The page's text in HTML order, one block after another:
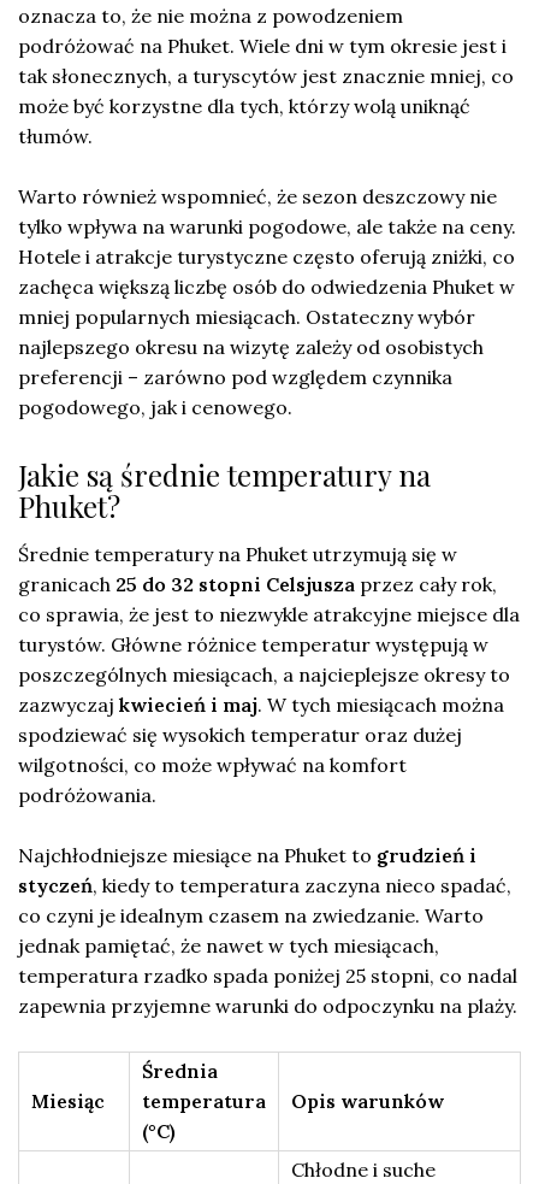
oznacza to, że nie można z powodzeniem
podróżować na Phuket. Wiele dni w tym okresie jest i
tak słonecznych, a turyscytów jest znacznie mniej, co
może być korzystne dla tych, którzy wolą uniknąć
tłumów.
Warto również wspomnieć, że sezon deszczowy nie
tylko wpływa na warunki pogodowe, ale także na ceny.
Hotele i atrakcje turystyczne często oferują zniżki, co
zachęca większą liczbę osób do odwiedzenia Phuket w
mniej popularnych miesiącach. Ostateczny wybór
najlepszego okresu na wizytę zależy od osobistych
preferencji – zarówno pod względem czynnika
pogodowego, jak i cenowego.
Jakie są średnie temperatury na
Phuket?
Średnie temperatury na Phuket utrzymują się w
granicach 25 do 32 stopni Celsjusza przez cały rok,
co sprawia, że jest to niezwykle atrakcyjne miejsce dla
turystów. Główne różnice temperatur występują w
poszczególnych miesiącach, a najcieplejsze okresy to
zazwyczaj kwiecień i maj. W tych miesiącach można
spodziewać się wysokich temperatur oraz dużej
wilgotności, co może wpływać na komfort
podróżowania.
Najchłodniejsze miesiące na Phuket to grudzień i
styczeń, kiedy to temperatura zaczyna nieco spadać,
co czyni je idealnym czasem na zwiedzanie. Warto
jednak pamiętać, że nawet w tych miesiącach,
temperatura rzadko spada poniżej 25 stopni, co nadal
zapewnia przyjemne warunki do odpoczynku na plaży.
Miesiąc
Średnia
temperatura
(°C)
Opis warunków
Chłodne i suche